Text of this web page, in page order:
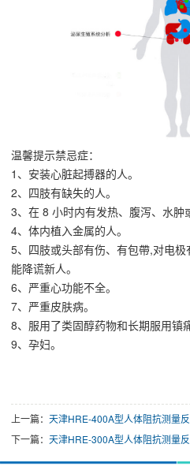
温馨提示禁忌症：
1、安装心脏起搏器的人。
2、四肢有缺失的人。
3、在 8 小时内有发热、腹泻、水肿
4、体内植入金属的人。
5、四肢或头部有伤、有包帶,对电
能降谎新人。
6、严重心功能不全。
7、严重皮肤病。
8、服用了类固醇药物和长期服用镇
9、孕妇。
上一篇： 天津HRE-400A型人体阻抗测量
下一篇： 天津HRE-300A型人体阻抗测量